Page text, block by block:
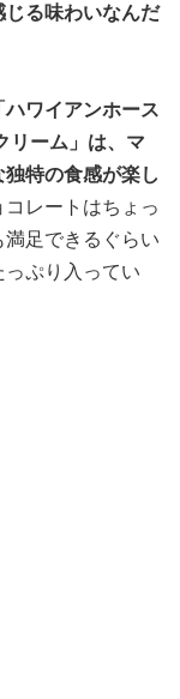
じる味わいなんだ
ハワイアンホース
リーム」は、マ
特の食感が楽し
コレートはちょっ
足できるぐらい
ぷり入ってい